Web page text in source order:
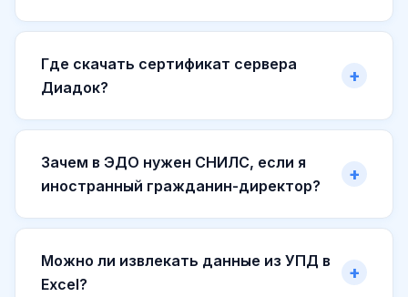
Где скачать сертификат сервера
Диадок?
Зачем в ЭДО нужен СНИЛС, если я
иностранный гражданин-директор?
Можно ли извлекать данные из УПД в
Excel?